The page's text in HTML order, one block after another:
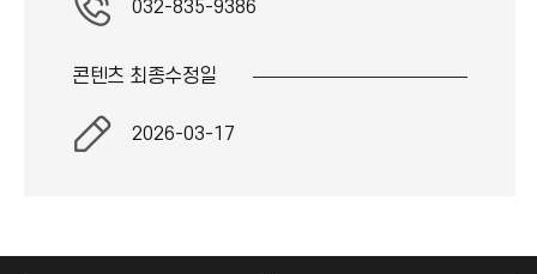
032-835-9386
콘텐츠 최종수정일
2026-03-17